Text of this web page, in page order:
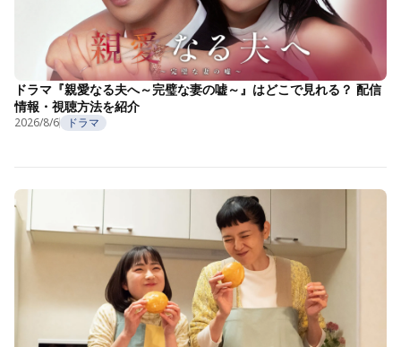
ドラマ『親愛なる夫へ～完璧な妻の嘘～』はどこで見れる？ 配信
情報・視聴方法を紹介
2026/8/6 ドラマ